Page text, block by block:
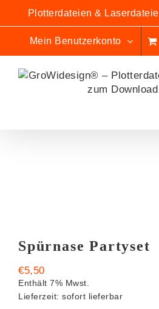
springen
Plotterdateien &
Mein Benutzerkonto
Spürnase Partyset
€5,50
Enthält 7% Mwst.
Lieferzeit: sofort lieferbar